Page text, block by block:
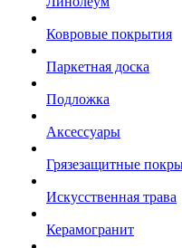
Ковровые покрытия
Паркетная доска
Подложка
Аксессуары
Грязезащитные
Искусственная трава
Керамогранит